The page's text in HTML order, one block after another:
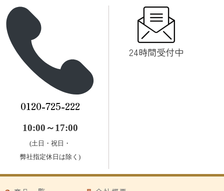
0120-725-222
10:00～17:00
(土日・祝日・
弊社指定休日は除く)
24時間受付中